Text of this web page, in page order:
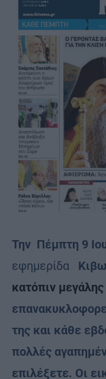
Την Πέμπτη 9
εφημερίδα
κατόπιν
της και κάθε
πολλές
επιλέξετε. Οι